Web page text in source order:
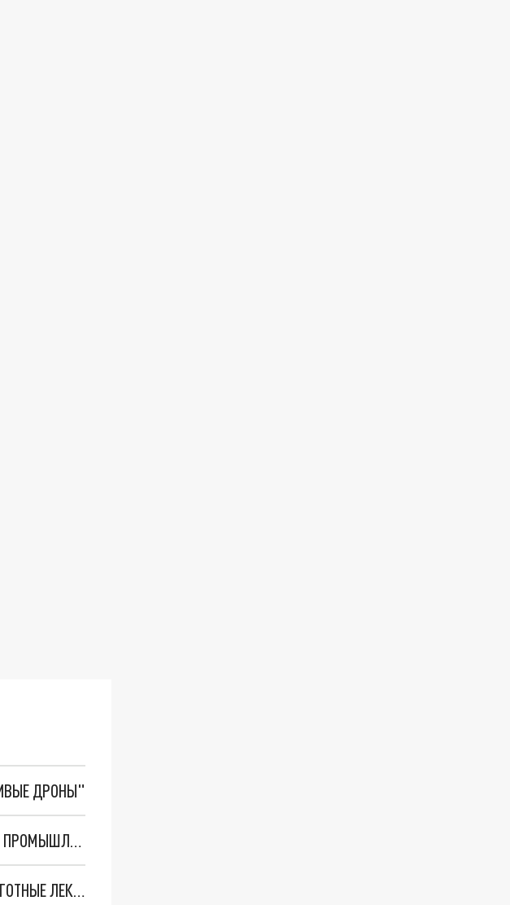
ДРОНЫ"
В РАДУЖНОМ СОЗДАДУТ "ЛАЗЕРНУЮ ДОЛИНУ" ПРИ ПОДДЕРЖКЕ МИНИСТЕРСТВА ПРОМЫШЛЕННОЙ ТОРГОВЛИ
ВО ВЛАДИМИРЕ ОНКОБОЛЬНОМУ ВЕРНУТ 300 ТЫСЯЧ РУБЛЕЙ, ПОТРАЧЕННЫЕ НА ЛЬГОТНЫЕ ЛЕКАРСТВА